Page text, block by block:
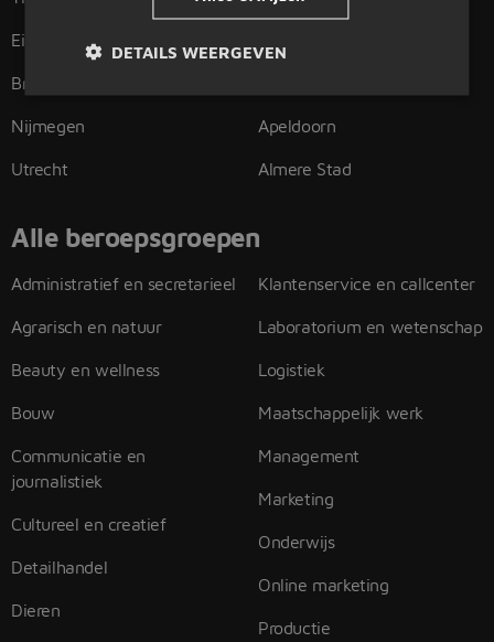
Eindhoven
Breda
Nijmegen
Utrecht
Apeldoorn
Almere Stad
Alle beroepsgroepen
Administratief en secretarieel
Agrarisch en natuur
Beauty en wellness
Bouw
Communicatie en
journalistiek
Cultureel en creatief
Detailhandel
Dieren
Klantenservice en callcenter
Laboratorium en wetenschap
Logistiek
Maatschappelijk werk
Management
Marketing
Onderwijs
Online marketing
Productie
DETAILS WEERGEVEN